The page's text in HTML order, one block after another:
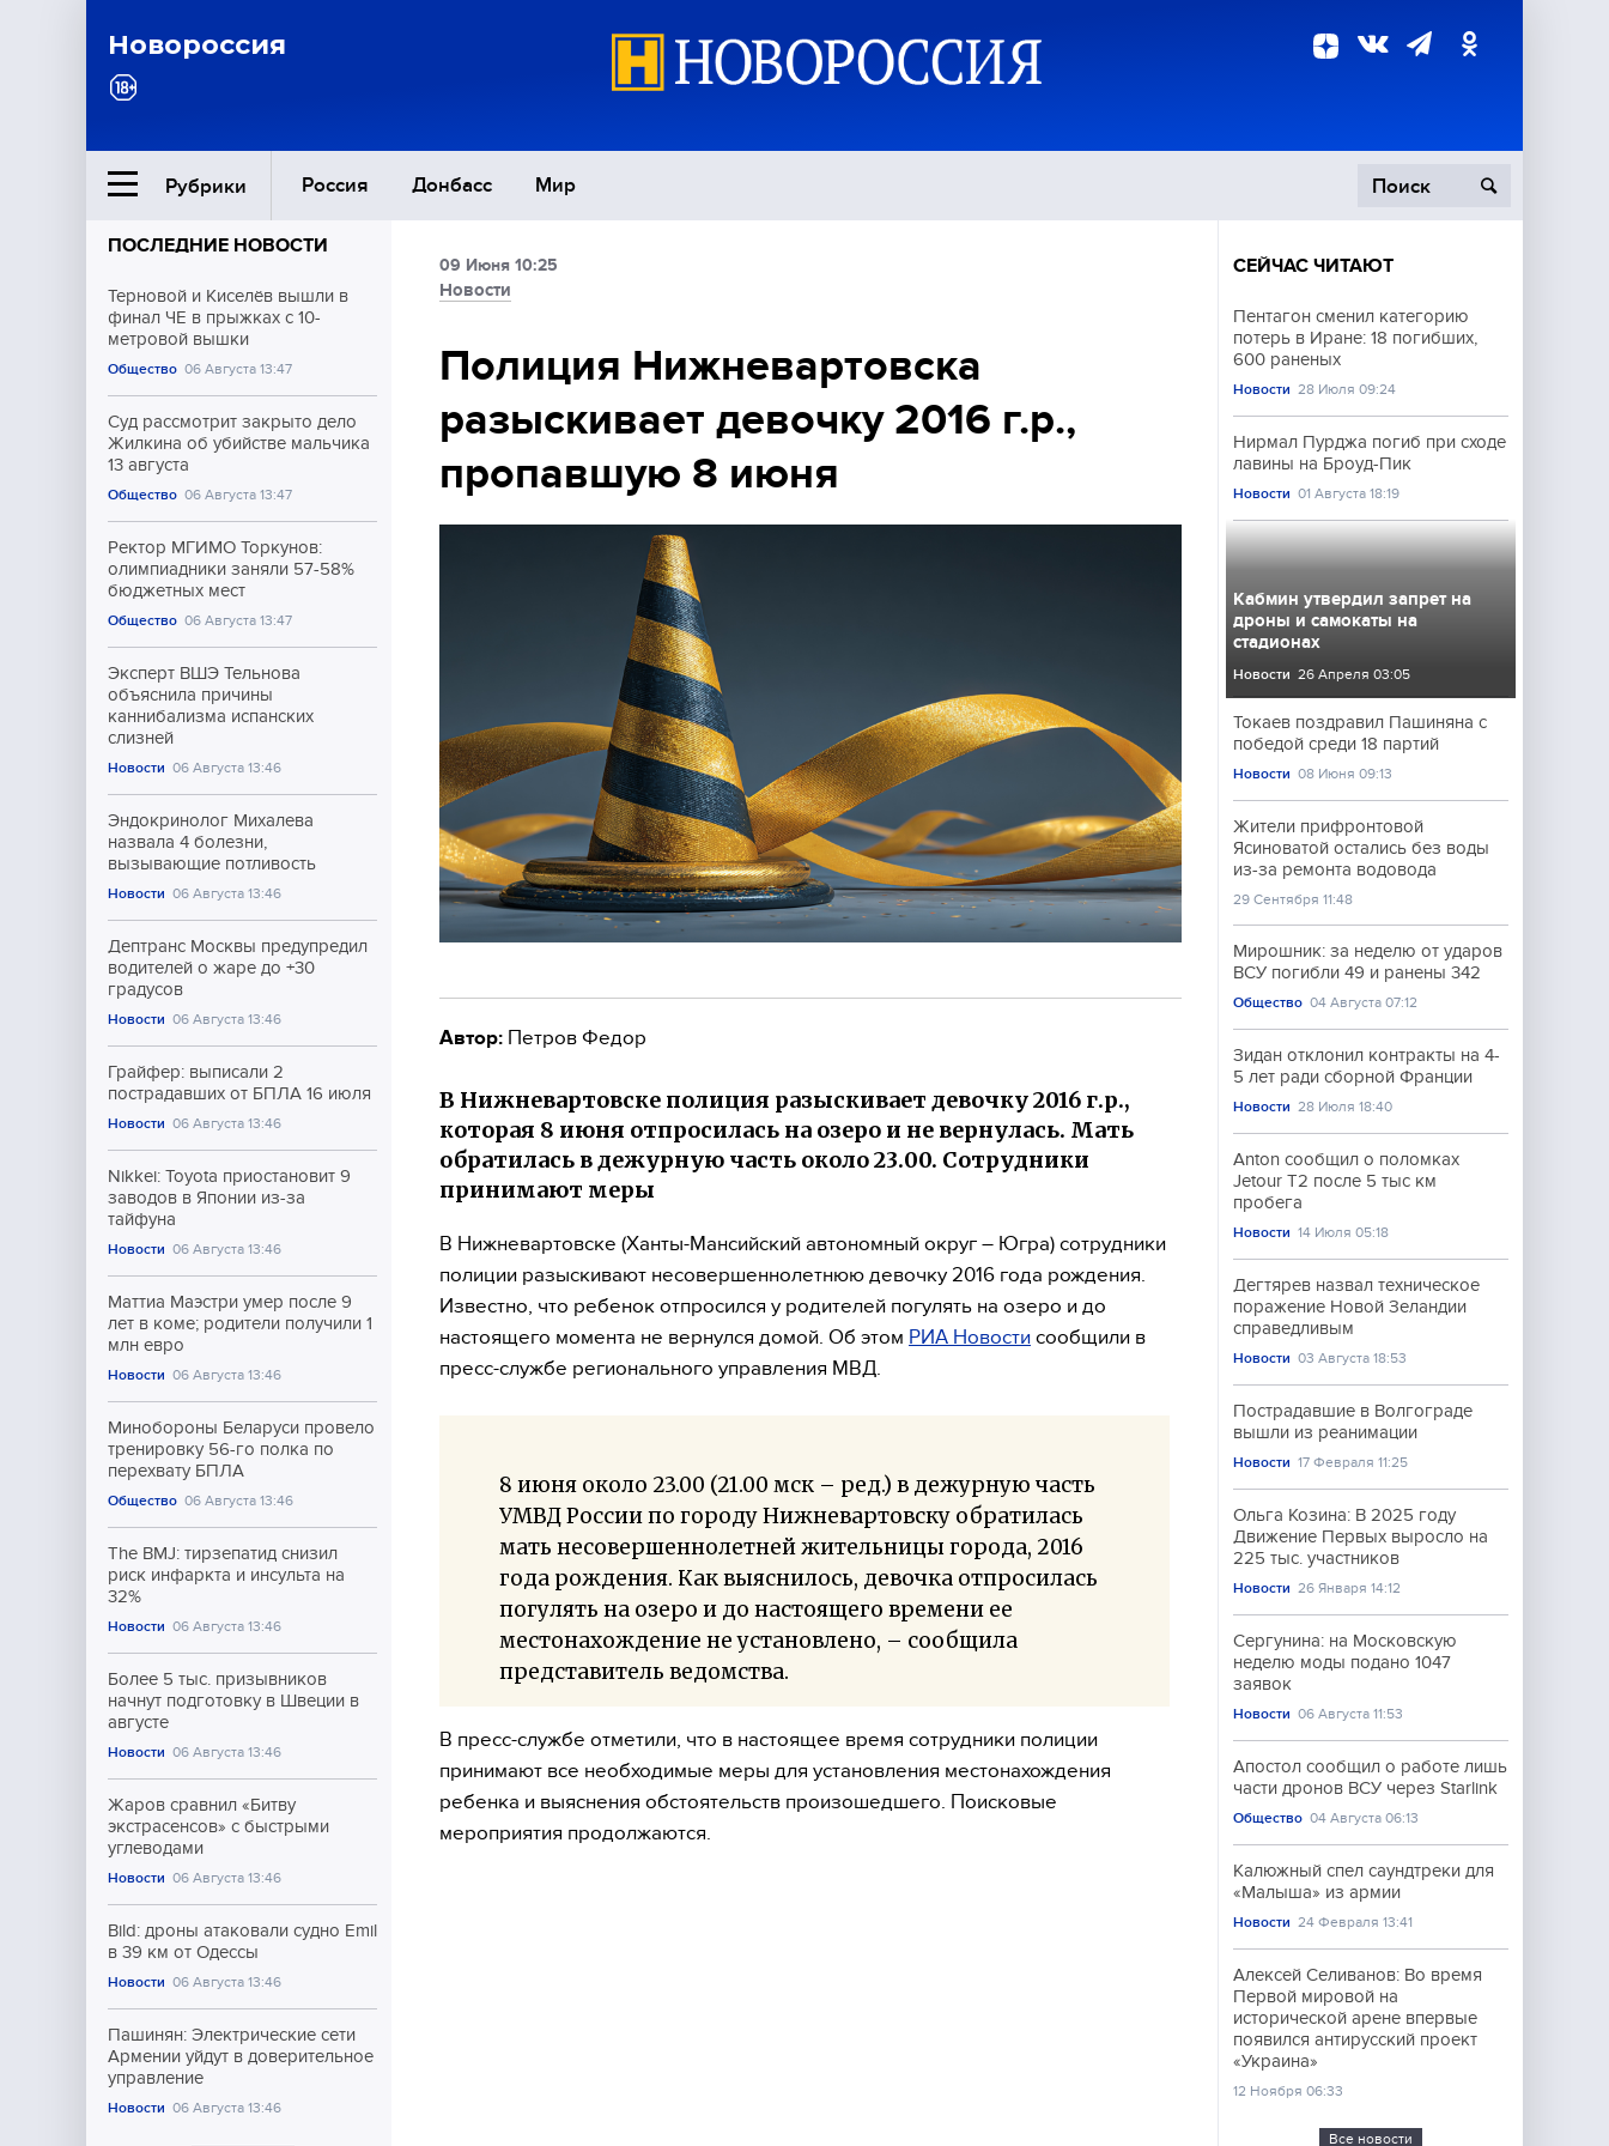
Новороссия
Рубрики Россия Донбасс Мир
Ближний Восток
Общество
Экономика
Происшествия
Культура
Спорт
ПОСЛЕДНИЕ НОВОСТИ
Терновой и Киселёв вышли в
финал ЧЕ в прыжках с 10-
метровой вышки
Общество 06 Августа 13:47
Суд рассмотрит закрыто дело
Жилкина об убийстве мальчика
13 августа
Общество 06 Августа 13:47
Ректор МГИМО Торкунов:
олимпиадники заняли 57-58%
бюджетных мест
Общество 06 Августа 13:47
Эксперт ВШЭ Тельнова
объяснила причины
каннибализма испанских
слизней
Новости 06 Августа 13:46
Эндокринолог Михалева
назвала 4 болезни,
вызывающие потливость
Новости 06 Августа 13:46
Дептранс Москвы предупредил
водителей о жаре до +30
градусов
Новости 06 Августа 13:46
Грайфер: выписали 2
пострадавших от БПЛА 16 июля
Новости 06 Августа 13:46
Nikkei: Toyota приостановит 9
заводов в Японии из-за
тайфуна
Новости 06 Августа 13:46
Маттиа Маэстри умер после 9
лет в коме; родители получили 1
млн евро
Новости 06 Августа 13:46
Минобороны Беларуси провело
тренировку 56-го полка по
перехвату БПЛА
Общество 06 Августа 13:46
The BMJ: тирзепатид снизил
риск инфаркта и инсульта на
32%
Новости 06 Августа 13:46
Более 5 тыс. призывников
начнут подготовку в Швеции в
августе
Новости 06 Августа 13:46
Жаров сравнил «Битву
экстрасенсов» с быстрыми
углеводами
Новости 06 Августа 13:46
Bild: дроны атаковали судно Emil
в 39 км от Одессы
Новости 06 Августа 13:46
Пашинян: Электрические сети
Армении уйдут в доверительное
управление
Новости 06 Августа 13:46
09 Июня 10:25
Новости
Полиция Нижневартовска
разыскивает девочку 2016 г.р.,
пропавшую 8 июня
Автор: Петров Федор
В Нижневартовске полиция разыскивает девочку 2016 г.р.,
которая 8 июня отпросилась на озеро и не вернулась. Мать
обратилась в дежурную часть около 23.00. Сотрудники
принимают меры
В Нижневартовске (Ханты-Мансийский автономный округ – Югра) сотрудники
полиции разыскивают несовершеннолетнюю девочку 2016 года рождения.
Известно, что ребенок отпросился у родителей погулять на озеро и до
настоящего момента не вернулся домой. Об этом РИА Новости сообщили в
пресс-службе регионального управления МВД.
8 июня около 23.00 (21.00 мск – ред.) в дежурную часть
УМВД России по городу Нижневартовску обратилась
мать несовершеннолетней жительницы города, 2016
года рождения. Как выяснилось, девочка отпросилась
погулять на озеро и до настоящего времени ее
местонахождение не установлено, – сообщила
представитель ведомства.
В пресс-службе отметили, что в настоящее время сотрудники полиции
принимают все необходимые меры для установления местонахождения
ребенка и выяснения обстоятельств произошедшего. Поисковые
мероприятия продолжаются.
СЕЙЧАС ЧИТАЮТ
Пентагон сменил категорию
потерь в Иране: 18 погибших,
600 раненых
Новости 28 Июля 09:24
Нирмал Пурджа погиб при сходе
лавины на Броуд-Пик
Новости 01 Августа 18:19
Кабмин утвердил запрет на
дроны и самокаты на
стадионах
Новости 26 Апреля 03:05
Токаев поздравил Пашиняна с
победой среди 18 партий
Новости 08 Июня 09:13
Жители прифронтовой
Ясиноватой остались без воды
из-за ремонта водовода
29 Сентября 11:48
Мирошник: за неделю от ударов
ВСУ погибли 49 и ранены 342
Общество 04 Августа 07:12
Зидан отклонил контракты на 4-
5 лет ради сборной Франции
Новости 28 Июля 18:40
Anton сообщил о поломках
Jetour T2 после 5 тыс км
пробега
Новости 14 Июля 05:18
Дегтярев назвал техническое
поражение Новой Зеландии
справедливым
Новости 03 Августа 18:53
Пострадавшие в Волгограде
вышли из реанимации
Новости 17 Февраля 11:25
Ольга Козина: В 2025 году
Движение Первых выросло на
225 тыс. участников
Новости 26 Января 14:12
Сергунина: на Московскую
неделю моды подано 1047
заявок
Новости 06 Августа 11:53
Апостол сообщил о работе лишь
части дронов ВСУ через Starlink
Общество 04 Августа 06:13
Калюжный спел саундтреки для
«Малыша» из армии
Новости 24 Февраля 13:41
Алексей Селиванов: Во время
Первой мировой на
исторической арене впервые
появился антирусский проект
«Украина»
12 Ноября 06:33
Все новости